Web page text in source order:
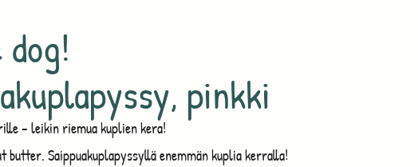
pinkki
– leikin riemua kuplien kera!
butter. Saippuakuplapyssyllä enemmän kuplia kerralla!